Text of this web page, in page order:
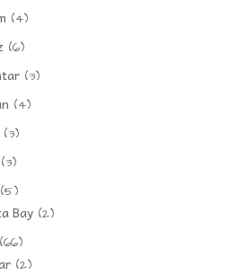
(4)
(6)
(3)
(4)
(3)
(3)
(5)
Bay (2)
(66)
(2)